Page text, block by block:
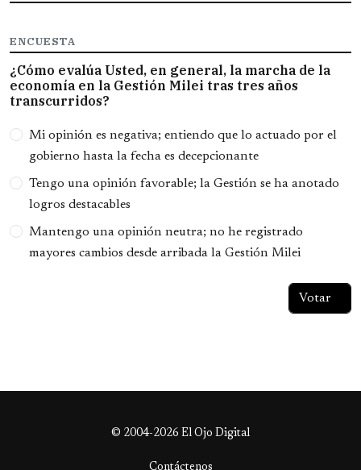
ENCUESTA
¿Cómo evalúa Usted, en general, la marcha de la
economía en la Gestión Milei tras tres años
transcurridos?
Opciones
Mi opinión es negativa; entiendo que lo actuado por el
gobierno hasta la fecha es decepcionante
Tengo una opinión favorable; la Gestión se ha anotado
logros destacables
Mantengo una opinión neutra; no he registrado
mayores cambios desde arribada la Gestión Milei
© 2004-2026 El Ojo Digital
Contáctenos